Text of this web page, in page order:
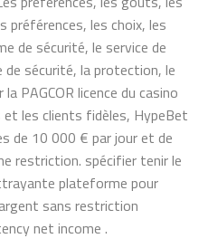
préférences, les choix, les
de sécurité, le service de
de sécurité, la protection, le
PAGCOR licence du casino
et les clients fidèles, HypeBet
de 10 000 € par jour et de
restriction. spécifier tenir le
plateforme pour
sans restriction
net income .